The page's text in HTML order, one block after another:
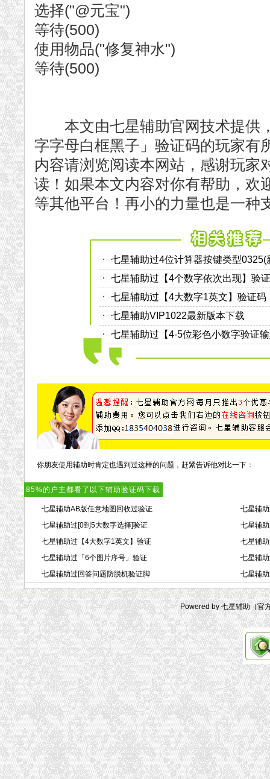
选择("@元宝")
等待(500)
使用物品("修复神水")
等待(500)
本文由七星辅助官网技术提供
字字母白框黑子」验证码的玩家有
内容请浏览阅读本网站，感谢玩家
读！如果本文内容对你有帮助，欢
等其他平台！再小的力量也是一种
七星辅助过4位计算器按键类型0325(
七星辅助过【4个数字依次出现】验
七星辅助过【4大数字1英文】验证码
七星辅助VIP1022最新版本下载
七星辅助过【4-5位彩色小数字验证
你朋友使用辅助时肯定也遇到过这样的问题，赶紧告诉他对比一下：
85%的户主都看了以下辅助验证码下载
七星辅助AB版任意地图回收过验证
七星辅
七星辅助过[0到5大数字选择]验证
七星辅
七星辅助过【4大数字1英文】验证
七星辅
七星辅助过「6个图片序号」验证
七星辅
七星辅助过回答问题防脱机验证脚
七星辅
Powered by 七星辅助（官